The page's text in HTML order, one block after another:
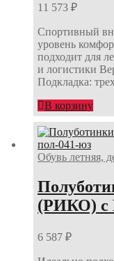
11 573 ₽
Спортивный
уровень
подходит для
и логистики
Подкладка:
В корзину
Обувь летняя,
(РИКО) с
6 587 ₽